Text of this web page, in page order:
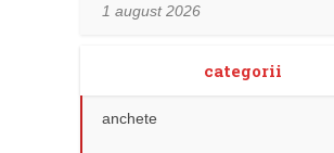
1 august 2026
categorii
anchete